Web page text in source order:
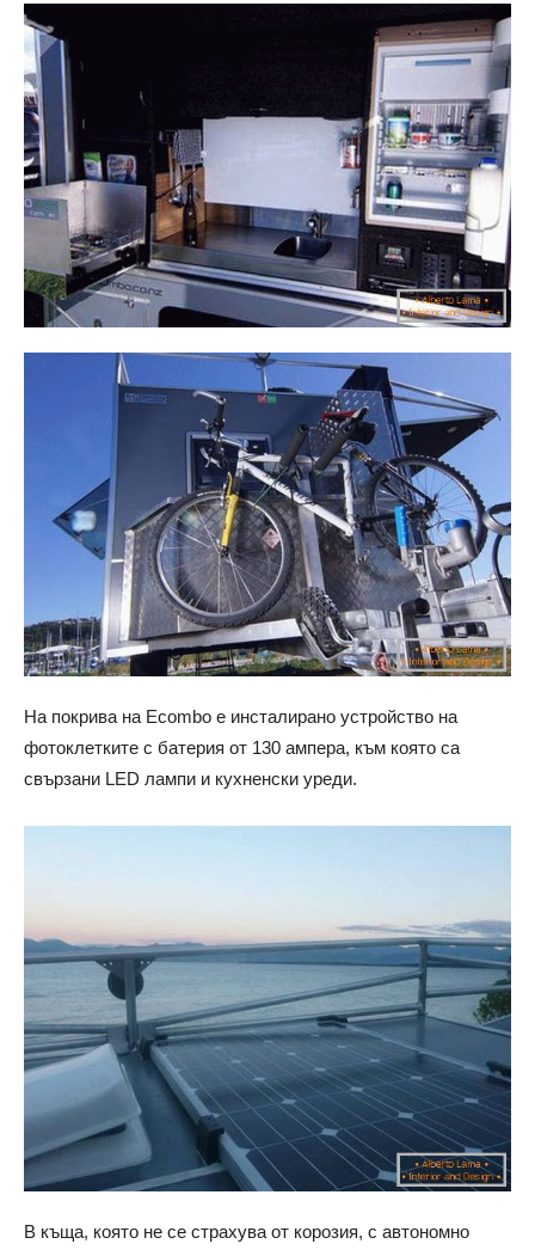
На покрива на Ecombo е инсталирано устройство на
фотоклетките с батерия от 130 ампера, към която са
свързани LED лампи и кухненски уреди.
В къща, която не се страхува от корозия, с автономно